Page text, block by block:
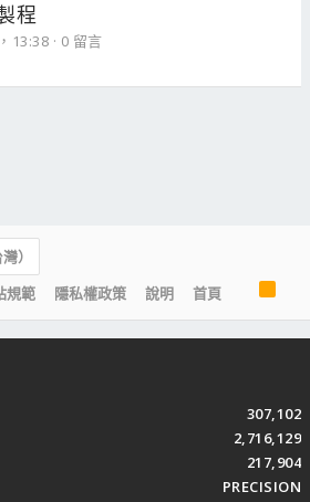
程
13:38 0 留言
）
規範 隱私權政策 說明 首頁
R
S
S
307,102
2,716,129
217,904
PRECISION